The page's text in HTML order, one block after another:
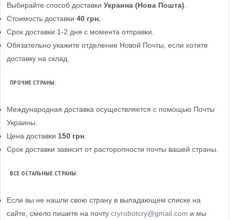
Выбирайте способ доставки Украина (Нова Пошта)
Стоимость доставки 40 грн.
Срок доставки 1-2 дня с момента отправки.
Обязательно укажите отделение Новой Почты, если хотите
доставку на склад.
ПРОЧИЕ СТРАНЫ:
Международная доставка осуществляется с помощью Почты
Украины.
Цена доставки 150 грн.
Срок доставки зависит от расторопности почты вашей страны.
ВСЕ ОСТАЛЬНЫЕ СТРАНЫ:
Если вы не нашли свою страну в выпадающем списке на
сайте, смело пишите на почту cryrobotcry@gmail.com и мы